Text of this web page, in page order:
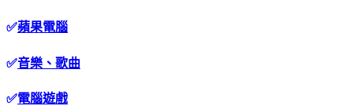
✅蘋果電腦
✅音樂、歌曲
✅電腦遊戲